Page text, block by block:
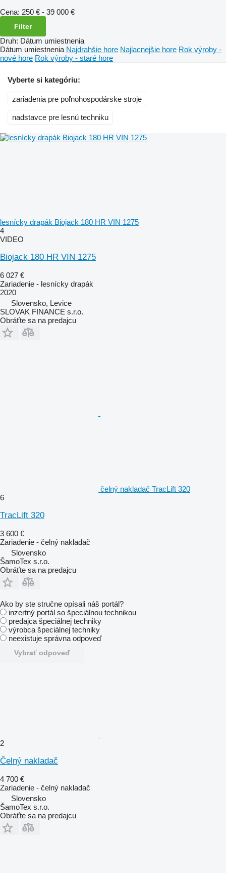
Cena: 250 € - 39 000 €
Filter
Druh: Dátum umiestnenia
Dátum umiestnenia Najdrahšie hore Najlacnejšie hore Rok výroby -
nové hore Rok výroby - staré hore
Vyberte si kategóriu:
zariadenia pre poľnohospodárske stroje
nadstavce pre lesnú techniku
lesnícky drapák Biojack 180 HR VIN 1275
4
VIDEO
Biojack 180 HR VIN 1275
6 027 €
Zariadenie - lesnícky drapák
2020
Slovensko, Levice
SLOVAK FINANCE s.r.o.
Obráťte sa na predajcu
čelný nakladač TracLift 320
6
TracLift 320
3 600 €
Zariadenie - čelný nakladač
Slovensko
ŠamoTex s.r.o.
Obráťte sa na predajcu
Ako by ste stručne opísali náš portál?
inzertný portál so špeciálnou technikou
predajca špeciálnej techniky
výrobca špeciálnej techniky
neexistuje správna odpoveď
Vybrať odpoveď
2
Čelný nakladač
4 700 €
Zariadenie - čelný nakladač
Slovensko
ŠamoTex s.r.o.
Obráťte sa na predajcu